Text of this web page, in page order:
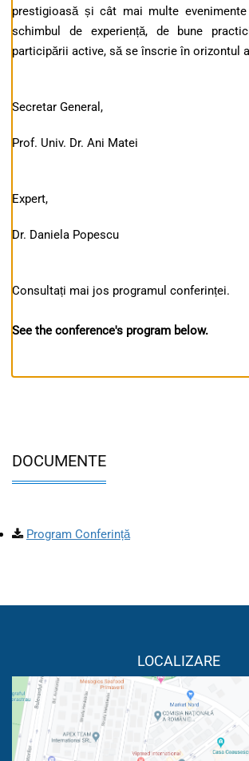
prestigioasă și cât mai multe
schimbul de experiență, de bune
participării active, să se înscrie în orizontul
Secretar General,
Prof. Univ. Dr. Ani Matei
Expert,
Dr. Daniela Popescu
Consultați mai jos programul conferinței.
See the conference's program below.
DOCUMENTE
Program Conferință
LOCALIZARE